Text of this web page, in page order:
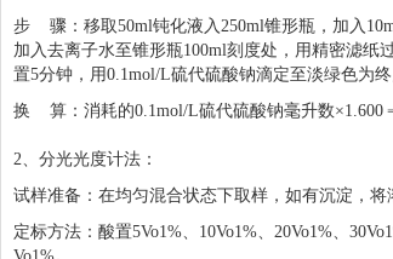
步 骤：移取50ml钝化液入250ml锥形瓶，加入
加入去离子水至锥形瓶100ml刻度处，用精密滤纸
置5分钟，用0.1mol/L硫代硫酸钠滴定至淡绿色为终
换 算：消耗的0.1mol/L硫代硫酸钠毫升数
2、分光光度计法：
试样准备：在均匀混合状态下取样，如有沉淀，将
定标方法：酸置5Vo1%、10Vo1%、20Vo1%、